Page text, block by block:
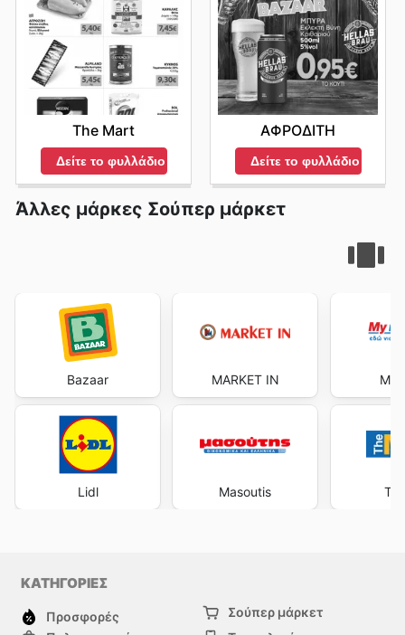
The Mart
Δείτε το φυλλάδιο
ΑΦΡΟΔΙΤΗ
Δείτε το φυλλάδιο
Άλλες μάρκες Σούπερ μάρκετ
Bazaar
Lidl
MARKET IN
Masoutis
My
ΚΑΤΗΓΟΡΙΕΣ
Προσφορές
Σούπερ μάρκετ